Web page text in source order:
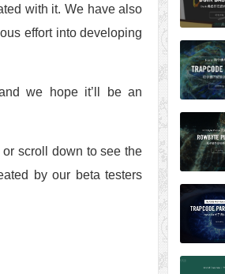
with it. We have also
effort into developing
we hope it’ll be an
scroll down to see the
by our beta testers